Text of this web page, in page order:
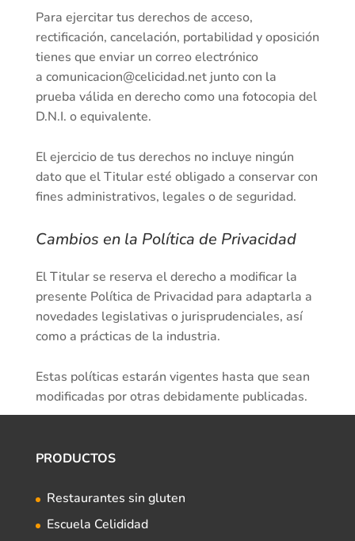
Para ejercitar tus derechos de acceso,
rectificación, cancelación, portabilidad y oposición
tienes que enviar un correo electrónico
a comunicacion@celicidad.netjunto con la
prueba válida en derecho como una fotocopia del
D.N.I. o equivalente.
El ejercicio de tus derechos no incluye ningún
dato que el Titular esté obligado a conservar con
fines administrativos, legales o de seguridad.
Cambios en la Política de Privacidad
El Titular se reserva el derecho a modificar la
presente Política de Privacidad para adaptarla a
novedades legislativas o jurisprudenciales, así
como a prácticas de la industria.
Estas políticas estarán vigentes hasta que sean
modificadas por otras debidamente publicadas.
PRODUCTOS
Restaurantes sin gluten
Escuela Celididad